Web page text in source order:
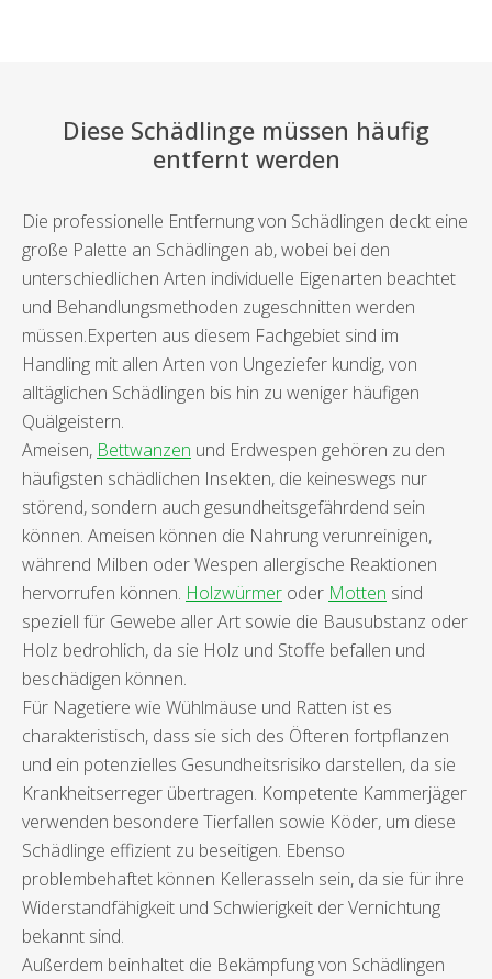
Diese Schädlinge müssen häufig
entfernt werden
Die professionelle Entfernung von Schädlingen deckt eine
große Palette an Schädlingen ab, wobei bei den
unterschiedlichen Arten individuelle Eigenarten beachtet
und Behandlungsmethoden zugeschnitten werden
müssen.Experten aus diesem Fachgebiet sind im
Handling mit allen Arten von Ungeziefer kundig, von
alltäglichen Schädlingen bis hin zu weniger häufigen
Quälgeistern.
Ameisen, Bettwanzen und Erdwespen gehören zu den
häufigsten schädlichen Insekten, die keineswegs nur
störend, sondern auch gesundheitsgefährdend sein
können. Ameisen können die Nahrung verunreinigen,
während Milben oder Wespen allergische Reaktionen
hervorrufen können. Holzwürmer oder Motten sind
speziell für Gewebe aller Art sowie die Bausubstanz oder
Holz bedrohlich, da sie Holz und Stoffe befallen und
beschädigen können.
Für Nagetiere wie Wühlmäuse und Ratten ist es
charakteristisch, dass sie sich des Öfteren fortpflanzen
und ein potenzielles Gesundheitsrisiko darstellen, da sie
Krankheitserreger übertragen. Kompetente Kammerjäger
verwenden besondere Tierfallen sowie Köder, um diese
Schädlinge effizient zu beseitigen. Ebenso
problembehaftet können Kellerasseln sein, da sie für ihre
Widerstandfähigkeit und Schwierigkeit der Vernichtung
bekannt sind.
Außerdem beinhaltet die Bekämpfung von Schädlingen